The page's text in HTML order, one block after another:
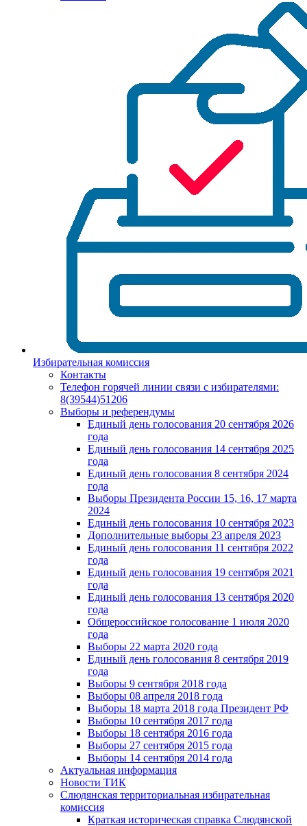
Избирательная комиссия
Контакты
Телефон горячей линии связи с избирателями:
8(39544)51206
Выборы и референдумы
Единый день голосования 20 сентября 2026
года
Единый день голосования 14 сентября 2025
года
Единый день голосования 8 сентября 2024
года
Выборы Президента России 15, 16, 17 марта
2024
Единый день голосования 10 сентября 2023
Дополнительные выборы 23 апреля 2023
Единый день голосования 11 сентября 2022
года
Единый день голосования 19 сентября 2021
года
Единый день голосования 13 сентября 2020
года
Общероссийское голосование 1 июля 2020
года
Выборы 22 марта 2020 года
Единый день голосования 8 сентября 2019
года
Выборы 9 сентября 2018 года
Выборы 08 апреля 2018 года
Выборы 18 марта 2018 года Президент РФ
Выборы 10 сентября 2017 года
Выборы 18 сентября 2016 года
Выборы 27 сентября 2015 года
Выборы 14 сентября 2014 года
Актуальная информация
Новости ТИК
Слюдянская территориальная избирательная
комиссия
Краткая историческая справка Слюдянской